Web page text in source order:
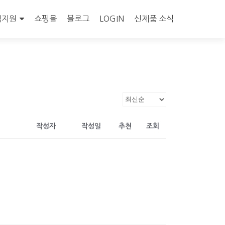
지원 쇼핑몰 블로그 LOGIN 신제품 소식
작성자 작성일 추천 조회